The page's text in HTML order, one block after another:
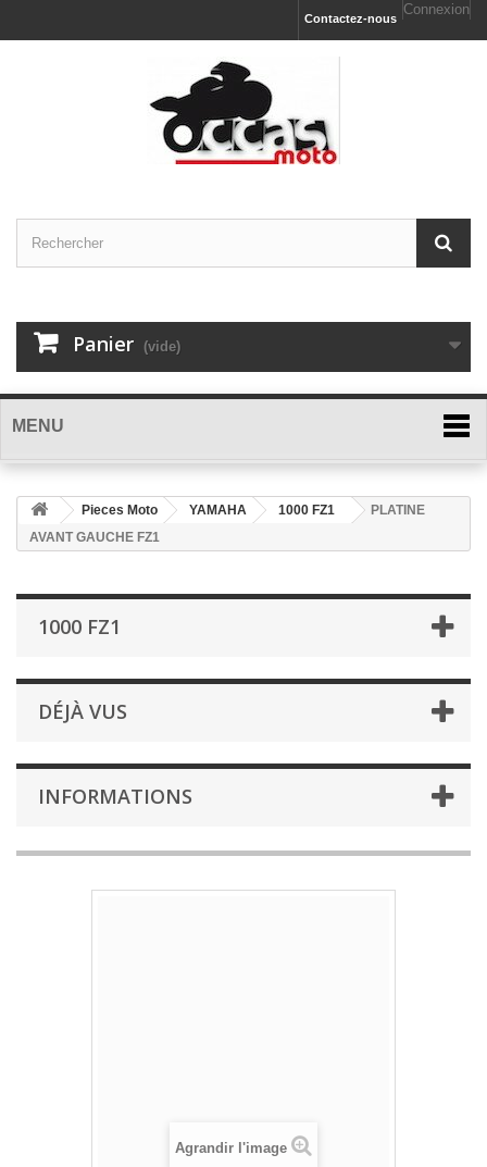
Connexion
Contactez-nous
Panier (vide)
MENU
Pieces Moto YAMAHA 1000 FZ1
PLATINE
AVANT GAUCHE FZ1
1000 FZ1
DÉJÀ VUS
INFORMATIONS
Agrandir l'image